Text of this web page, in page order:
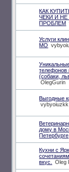
КАК
ЧЕКИ И
ПРОБЛЕМ
Услуги
МО
телефонов
(собаки,
OlegGurin
Выгодные
vybyoiuzkk
дому в
Петербурге
Кухни с
вкус.
Oleg